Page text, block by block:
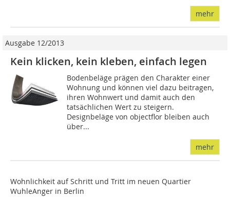
mehr
Ausgabe 12/2013
Kein klicken, kein kleben, einfach legen
Bodenbeläge prägen den Charakter einer
Wohnung und können viel dazu beitragen,
ihren Wohnwert und damit auch den
tatsächlichen Wert zu steigern.
Designbeläge von objectflor bleiben auch
über...
mehr
Wohnlichkeit auf Schritt und Tritt im neuen Quartier
WuhleAnger in Berlin